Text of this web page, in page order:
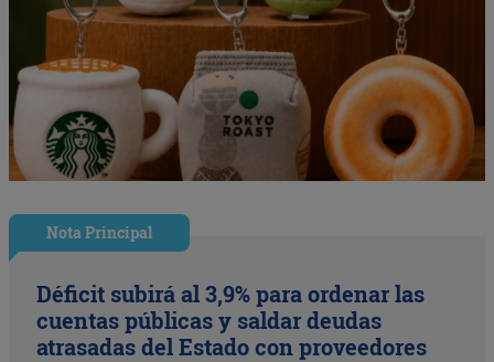
Nota Principal
Déficit subirá al 3,9% para ordenar las
cuentas públicas y saldar deudas
atrasadas del Estado con proveedores